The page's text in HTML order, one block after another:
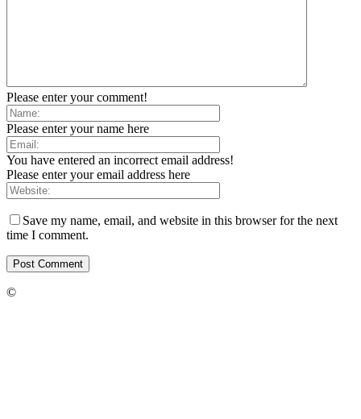
Please enter your comment!
Please enter your name here
You have entered an incorrect email address!
Please enter your email address here
Save my name, email, and website in this browser for the next
time I comment.
©